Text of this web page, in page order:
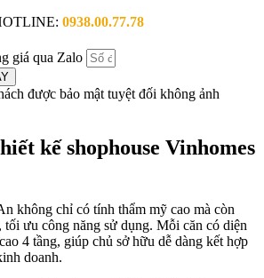
0938.00.77.78
giá qua Zalo
được bảo mật tuyệt đối không ảnh
kế shophouse Vinhomes
không chỉ có tính thẩm mỹ cao mà còn
ưu công năng sử dụng. Mỗi căn có diện
4 tầng, giúp chủ sở hữu dễ dàng kết hợp
doanh.